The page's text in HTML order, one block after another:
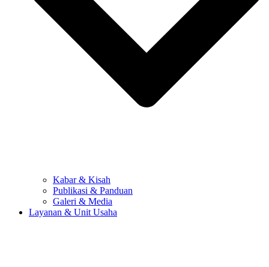
Kabar & Kisah
Publikasi & Panduan
Galeri & Media
Layanan & Unit Usaha